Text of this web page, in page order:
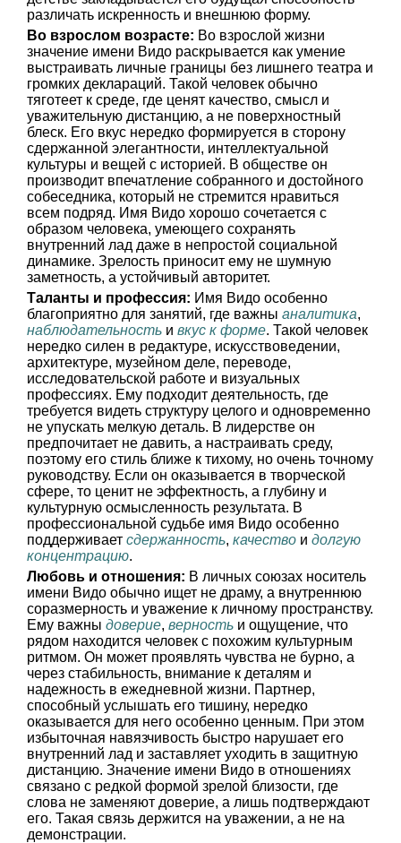
различать искренность и внешнюю форму.
Во взрослом возрасте: Во взрослой жизни
значение имени Видо раскрывается как умение
выстраивать личные границы без лишнего театра и
громких деклараций. Такой человек обычно
тяготеет к среде, где ценят качество, смысл и
уважительную дистанцию, а не поверхностный
блеск. Его вкус нередко формируется в сторону
сдержанной элегантности, интеллектуальной
культуры и вещей с историей. В обществе он
производит впечатление собранного и достойного
собеседника, который не стремится нравиться
всем подряд. Имя Видо хорошо сочетается с
образом человека, умеющего сохранять
внутренний лад даже в непростой социальной
динамике. Зрелость приносит ему не шумную
заметность, а устойчивый авторитет.
Таланты и профессия: Имя Видо особенно
благоприятно для занятий, где важны аналитика,
наблюдательность и вкус к форме. Такой человек
нередко силен в редактуре, искусствоведении,
архитектуре, музейном деле, переводе,
исследовательской работе и визуальных
профессиях. Ему подходит деятельность, где
требуется видеть структуру целого и одновременно
не упускать мелкую деталь. В лидерстве он
предпочитает не давить, а настраивать среду,
поэтому его стиль ближе к тихому, но очень точному
руководству. Если он оказывается в творческой
сфере, то ценит не эффектность, а глубину и
культурную осмысленность результата. В
профессиональной судьбе имя Видо особенно
поддерживает сдержанность, качество и долгую
концентрацию.
Любовь и отношения: В личных союзах носитель
имени Видо обычно ищет не драму, а внутреннюю
соразмерность и уважение к личному пространству.
Ему важны доверие, верность и ощущение, что
рядом находится человек с похожим культурным
ритмом. Он может проявлять чувства не бурно, а
через стабильность, внимание к деталям и
надежность в ежедневной жизни. Партнер,
способный услышать его тишину, нередко
оказывается для него особенно ценным. При этом
избыточная навязчивость быстро нарушает его
внутренний лад и заставляет уходить в защитную
дистанцию. Значение имени Видо в отношениях
связано с редкой формой зрелой близости, где
слова не заменяют доверие, а лишь подтверждают
его. Такая связь держится на уважении, а не на
демонстрации.